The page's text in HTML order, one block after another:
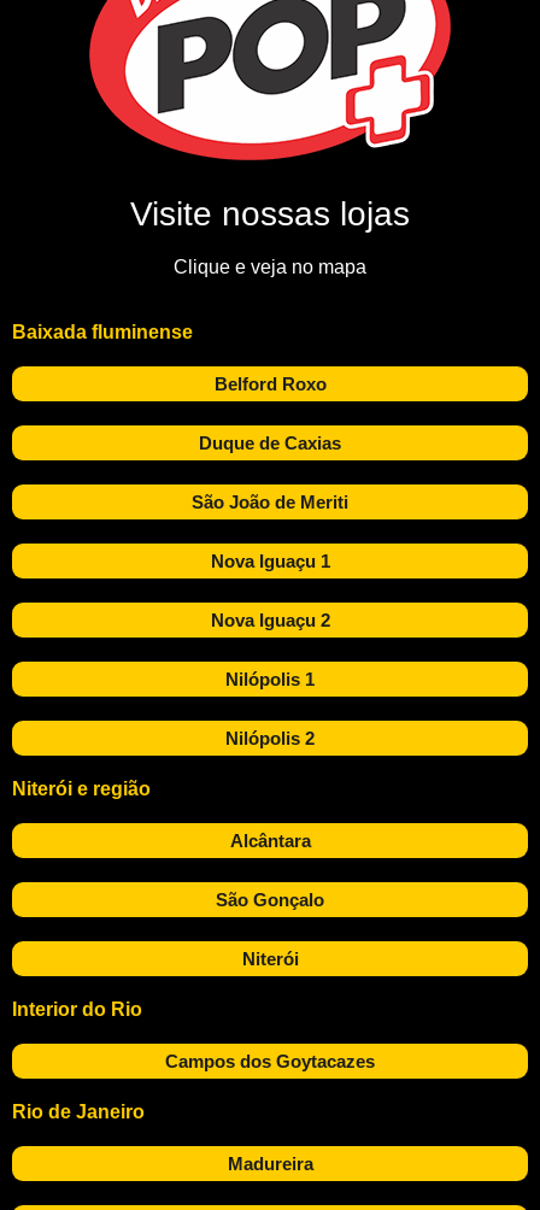
Visite nossas lojas
Clique e veja no mapa
Baixada fluminense
Belford Roxo
Duque de Caxias
São João de Meriti
Nova Iguaçu 1
Nova Iguaçu 2
Nilópolis 1
Nilópolis 2
Niterói e região
Alcântara
São Gonçalo
Niterói
Interior do Rio
Campos dos Goytacazes
Rio de Janeiro
Madureira